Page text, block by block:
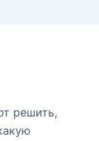
решить,